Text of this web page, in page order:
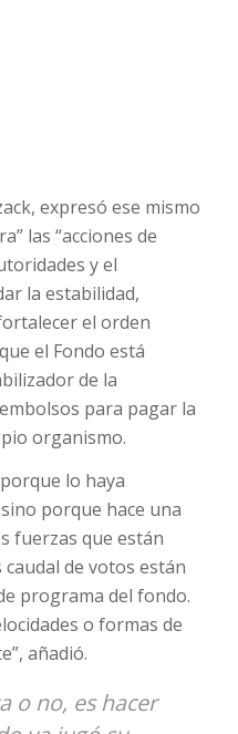
expresó ese mismo
las “acciones de
y el
la estabilidad,
el orden
el Fondo está
de la
para pagar la
organismo.
lo haya
porque hace una
fuerzas que están
de votos están
programa del fondo.
o formas de
añadió.
o no, es hacer